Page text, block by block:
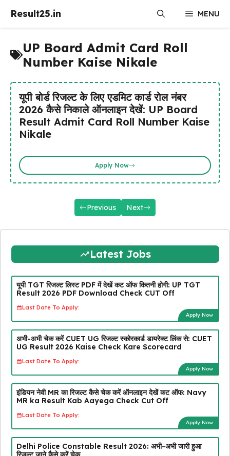
Result25.in MENU
UP Board Admit Card Roll
Number Kaise Nikale
यूपी बोर्ड रिजल्ट के लिए एडमिट कार्ड रोल नंबर
2026 कैसे निकाले ऑनलाइन देखें: UP Board
Result Admit Card Roll Number Kaise
Nikale
Apply Now
Previous Next
Latest Jobs
यूपी TGT रिजल्ट लिस्ट PDF में देखें कट ऑफ कितनी होगी: UP TGT
Result 2026 PDF Download Check CUT Off
Last Date To Apply:
Apply Now
अभी-अभी चेक करें CUET UG रिजल्ट स्कोरकार्ड डायरेक्ट लिंक से: CUET
UG Result 2026 Kaise Check Kare Scorecard
Last Date To Apply:
Apply Now
इंडियन नेवी MR का रिजल्ट कैसे चेक करें ऑनलाइन देखें कट ऑफ: Navy
MR ka Result Kab Aayega Check Cut Off
Last Date To Apply:
Apply Now
Delhi Police Constable Result 2026: अभी-अभी जारी हुआ